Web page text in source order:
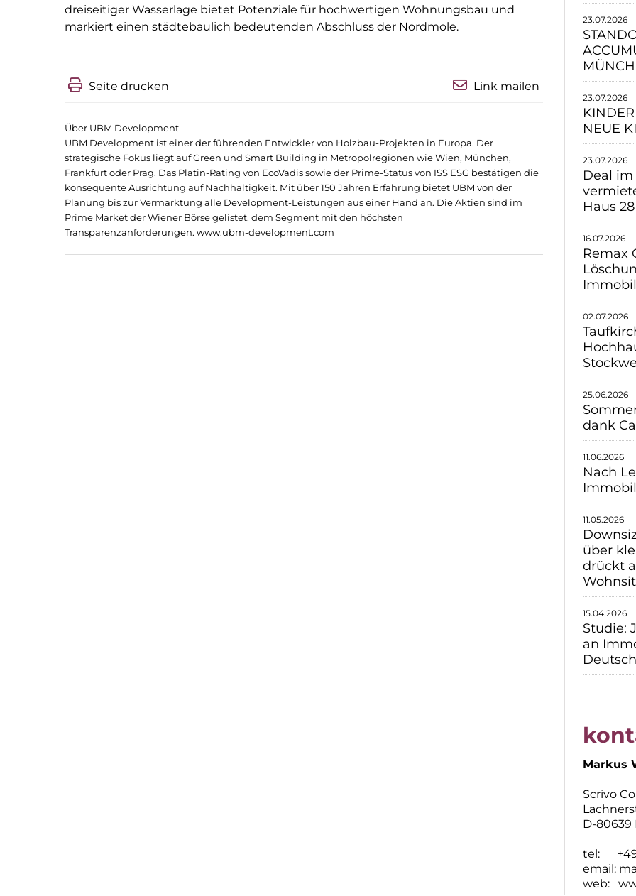
dreiseitiger Wasserlage bietet Potenziale für hochwertigen Wohnungsbau und
markiert einen städtebaulich bedeutenden Abschluss der Nordmole.
Seite drucken Link mailen
Über UBM Development
UBM Development ist einer der führenden Entwickler von Holzbau-Projekten in Europa. Der
strategische Fokus liegt auf Green und Smart Building in Metropolregionen wie Wien, München,
Frankfurt oder Prag. Das Platin-Rating von EcoVadis sowie der Prime-Status von ISS ESG bestätigen die
konsequente Ausrichtung auf Nachhaltigkeit. Mit über 150 Jahren Erfahrung bietet UBM von der
Planung bis zur Vermarktung alle Development-Leistungen aus einer Hand an. Die Aktien sind im
Prime Market der Wiener Börse gelistet, dem Segment mit den höchsten
Transparenzanforderungen. www.ubm-development.com
23.07.2026
23.07.2026
NEUE
23.07.2026
Deal
Haus
16.07.2026
Remax
02.07.2026
25.06.2026
dank
11.06.2026
Nach
11.05.2026
über
drückt
15.04.2026
Studie:
an
Markus
Scrivo
D-
tel: +49
email:
web: